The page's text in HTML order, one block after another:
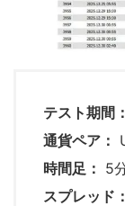
テスト期間：
通貨ペア：
時間足： 5
スプレッド：